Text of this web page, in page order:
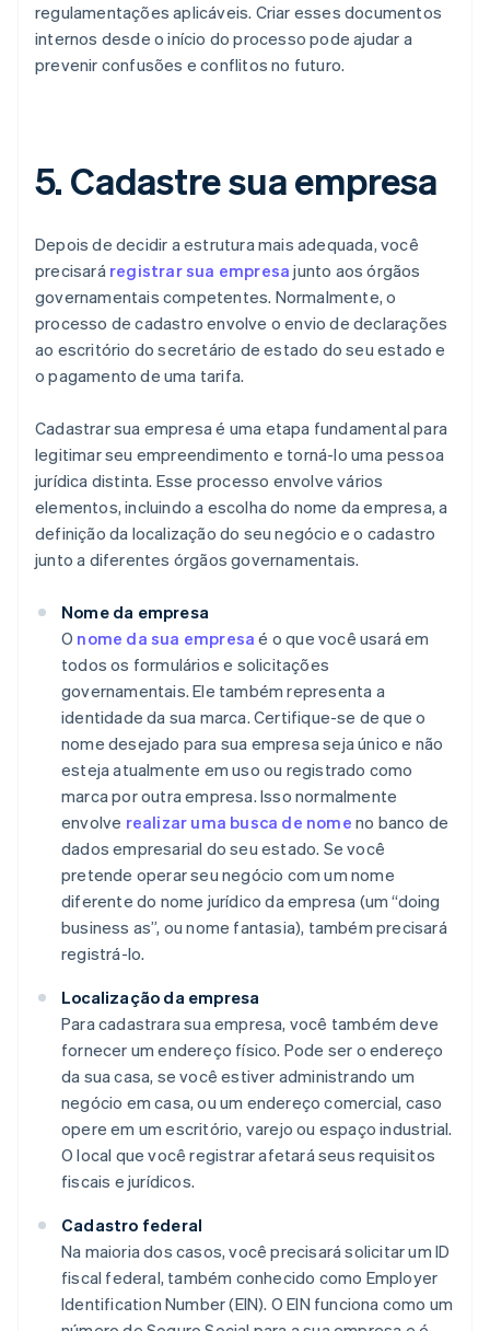
regulamentações aplicáveis. Criar esses documentos
internos desde o início do processo pode ajudar a
prevenir confusões e conflitos no futuro.
5. Cadastre sua empresa
Depois de decidir a estrutura mais adequada, você
precisará registrar sua empresa junto aos órgãos
governamentais competentes. Normalmente, o
processo de cadastro envolve o envio de declarações
ao escritório do secretário de estado do seu estado e
o pagamento de uma tarifa.
Cadastrar sua empresa é uma etapa fundamental para
legitimar seu empreendimento e torná-lo uma pessoa
jurídica distinta. Esse processo envolve vários
elementos, incluindo a escolha do nome da empresa, a
definição da localização do seu negócio e o cadastro
junto a diferentes órgãos governamentais.
Nome​ da​ empresa​
O nome da sua empresa é o que você usará em
todos os formulários e solicitações
governamentais. Ele também representa a
identidade da sua marca. Certifique-se de que o
nome desejado para sua empresa seja único e não
esteja atualmente em uso ou registrado como
marca por outra empresa. Isso normalmente
envolve realizar uma busca de nome no banco de
dados empresarial do seu estado. Se você
pretende operar seu negócio com um nome
diferente do nome jurídico da empresa (um “doing
business as”, ou nome fantasia), também precisará
registrá-lo.
Localização da empresa
Para cadastrara sua empresa, você também deve
fornecer um endereço físico. Pode ser o endereço
da sua casa, se você estiver administrando um
negócio em casa, ou um endereço comercial, caso
opere em um escritório, varejo ou espaço industrial.
O local que você registrar afetará seus requisitos
fiscais e jurídicos.
Cadastro federal
Na maioria dos casos, você precisará solicitar um ID
fiscal federal, também conhecido como Employer
Identification Number (EIN). O EIN funciona como um